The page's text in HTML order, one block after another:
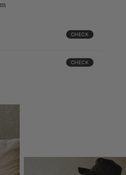
CHECK
CHECK